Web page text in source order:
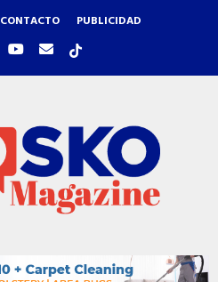
CONTACTO PUBLICIDAD